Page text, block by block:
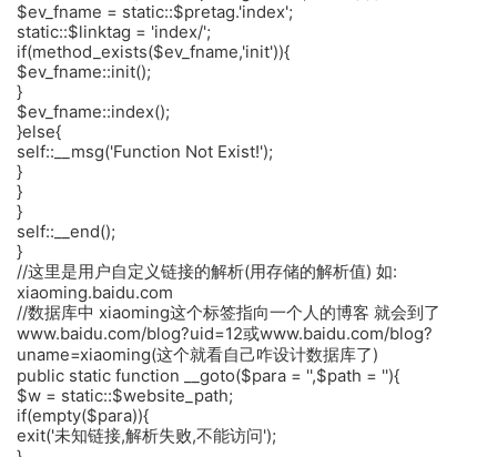
$ev_fname = static::$pretag.'index';
static::$linktag = 'index/';
if(method_exists($ev_fname,'init')){
$ev_fname::init();
}
$ev_fname::index();
}else{
self::__msg('Function Not Exist!');
}
}
}
self::__end();
}
//这里是用户自定义链接的解析(用存储的解析值) 如:
xiaoming.baidu.com
//数据库中 xiaoming这个标签指向一个人的博客 就会到了
www.baidu.com/blog?uid=12或www.baidu.com/blog?
uname=xiaoming(这个就看自己咋设计数据库了)
public static function __goto($para = '',$path = ''){
$w = static::$website_path;
if(empty($para)){
exit('未知链接,解析失败,不能访问');